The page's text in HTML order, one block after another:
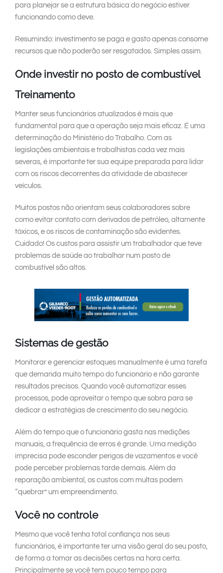
para planejar se a estrutura básica do negócio estiver
funcionando como deve.
Resumindo: investimento se paga e gasto apenas consome
recursos que não poderão ser resgatados. Simples assim.
Onde investir no posto de combustível
Treinamento
Manter seus funcionários atualizados é mais que
fundamental para que a operação seja mais eficaz. É uma
determinação do Ministério do Trabalho. Com as
legislações ambientais e trabalhistas cada vez mais
severas, é importante ter sua equipe preparada para lidar
com os riscos decorrentes da atividade de abastecer
veículos.
Muitos postos não orientam seus colaboradores sobre
como evitar contato com derivados de petróleo, altamente
tóxicos, e os riscos de contaminação são evidentes.
Cuidado! Os custos para assistir um trabalhador que teve
problemas de saúde ao trabalhar num posto de
combustível são altos.
Sistemas de gestão
Monitorar e gerenciar estoques manualmente é uma tarefa
que demanda muito tempo do funcionário e não garante
resultados precisos. Quando você automatizar esses
processos, pode aproveitar o tempo que sobra para se
dedicar a estratégias de crescimento do seu negócio.
Além do tempo que o funcionário gasta nas medições
manuais, a frequência de erros é grande. Uma medição
imprecisa pode esconder perigos de vazamentos e você
pode perceber problemas tarde demais. Além da
reparação ambiental, os custos com multas podem
“quebrar” um empreendimento.
Você no controle
Mesmo que você tenha total confiança nos seus
funcionários, é importante ter uma visão geral do seu posto,
de forma a tomar as decisões certas na hora certa.
Principalmente se você tem pouco tempo para